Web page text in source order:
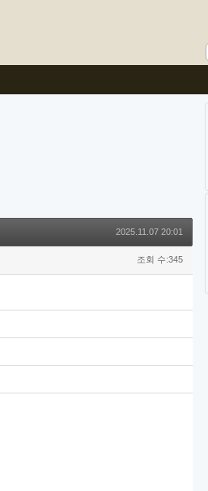
2025.11.07 20:01
조회 수:345